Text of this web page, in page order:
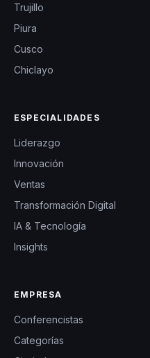
Trujillo
Piura
Cusco
Chiclayo
ESPECIALIDADES
Liderazgo
Innovación
Ventas
Transformación Digital
IA & Tecnología
Insights
EMPRESA
Conferencistas
Categorías